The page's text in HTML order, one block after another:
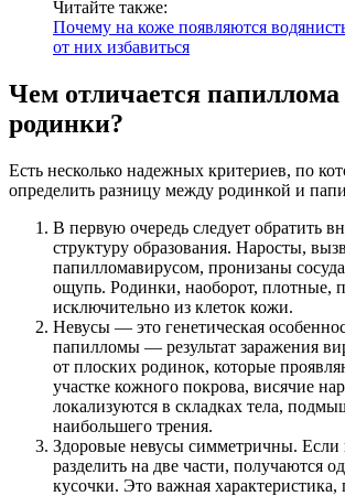
Читайте также:
Почему на коже появляются
от них избавиться
Чем отличается папиллома
родинки?
Есть несколько надежных критериев, по
определить разницу между родинкой и
В первую очередь следует обратить
структуру образования. Наросты,
папилломавирусом, пронизаны
ощупь. Родинки, наоборот, плотные,
исключительно из клеток кожи.
Невусы — это генетическая
папилломы — результат заражения
от плоских родинок, которые
участке кожного покрова, висячие
локализуются в складках тела,
наибольшего трения.
Здоровые невусы симметричны. Если
разделить на две части, получаются
кусочки. Это важная характеристика,